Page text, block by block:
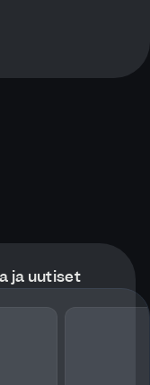
ja uutiset